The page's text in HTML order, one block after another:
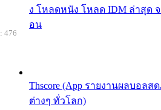
ง โหลดหนัง โหลด IDM ล่าสุด จ
อน
Thscore (App รายงานผลบอล
ต่างๆ ทั่วโลก)
476